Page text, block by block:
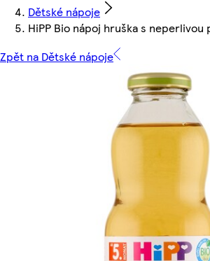
Dětské nápoje
HiPP Bio nápoj hruška s
Zpět na Dětské nápoje